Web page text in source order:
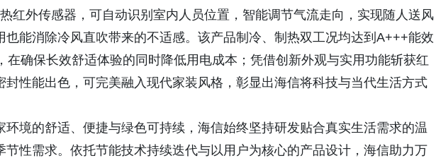
红外传感器，可自动识别室内人员位置，智能调节气流走向，实现随人送风
也能消除冷风直吹带来的不适感。该产品制冷、制热双工况均达到A+++能效
在确保长效舒适体验的同时降低用电成本；凭借创新外观与实用功能斩获红
封性能出色，可完美融入现代家装风格，彰显出海信将科技与当代生活方式
环境的舒适、便捷与绿色可持续，海信始终坚持研发贴合真实生活需求的温
节性需求。依托节能技术持续迭代与以用户为核心的产品设计，海信助力万